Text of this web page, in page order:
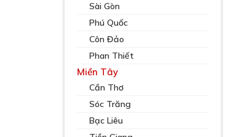
Sài Gòn
Phú Quốc
Côn Đảo
Phan Thiết
Miền Tây
Cần Thơ
Sóc Trăng
Bạc Liêu